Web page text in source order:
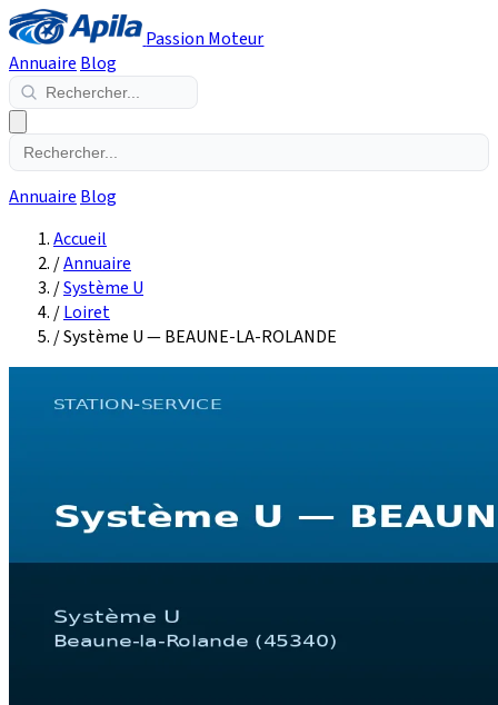
Passion Moteur
Annuaire Blog
Annuaire Blog
Accueil
/Annuaire
/Système U
/Loiret
/Système U — BEAUNE-LA-ROLANDE